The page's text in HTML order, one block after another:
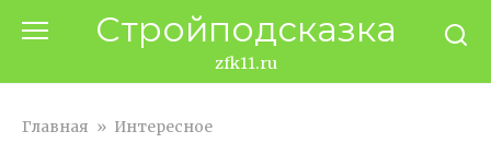
Стройподсказка
zfk11.ru
Главная » Интересное